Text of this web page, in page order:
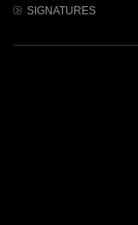
SIGNATURES